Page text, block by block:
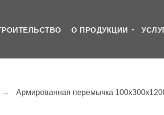
О ПРОДУКЦИИ
→ Армированная перемычка